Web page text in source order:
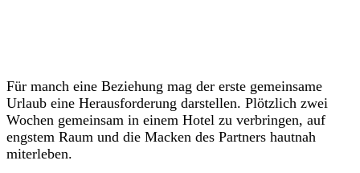
Für manch eine Beziehung mag der erste gemeinsame
Urlaub eine Herausforderung darstellen. Plötzlich zwei
Wochen gemeinsam in einem Hotel zu verbringen, auf
engstem Raum und die Macken des Partners hautnah
miterleben.